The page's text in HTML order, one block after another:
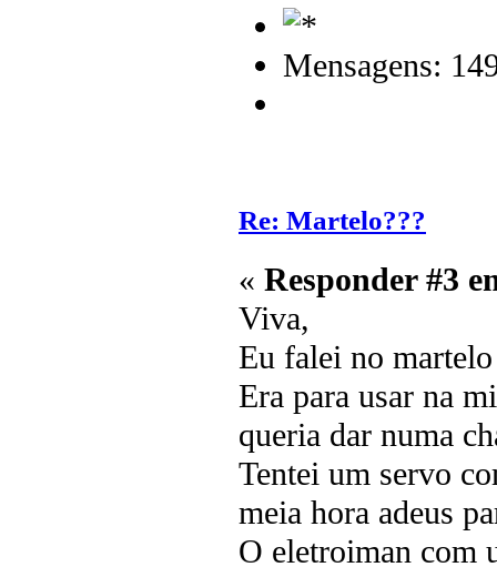
Mensagens:
Re: Martelo???
« Responder #3
Viva,
Eu falei no
Era para usar na
queria dar numa
Tentei um servo
meia hora adeus
O eletroiman com